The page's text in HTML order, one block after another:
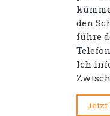
den
führe
Ich
Jetzt